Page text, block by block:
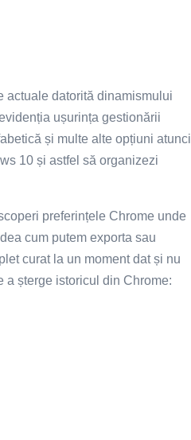
actuale datorită dinamismului
ușurința gestionării
și multe alte opțiuni atunci
10 și astfel să organizezi
preferințele Chrome unde
cum putem exporta sau
curat la un moment dat și nu
a șterge istoricul din Chrome: